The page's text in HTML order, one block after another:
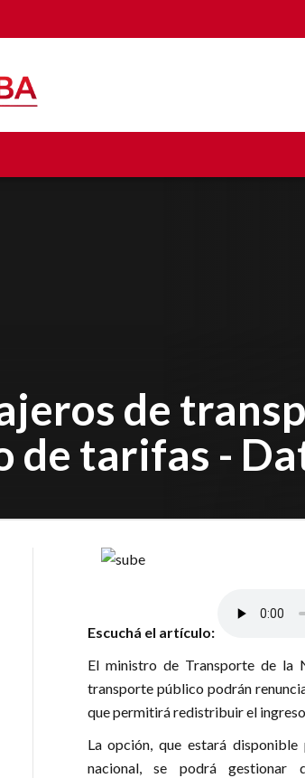
de
de tarifas -
Escuchá el artículo:
El ministro de Transporte de la
transporte público podrán
que permitirá redistribuir el
La opción, que estará
nacional, se podrá